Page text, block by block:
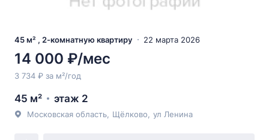
45 м² , 2-комнатную квартиру 22 марта 2026
14 000 ₽/мес
3 734 ₽ за м²/год
45 м² этаж 2
Московская область Щёлково ул Ленина